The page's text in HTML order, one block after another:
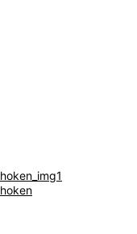
hoken_img1
hoken